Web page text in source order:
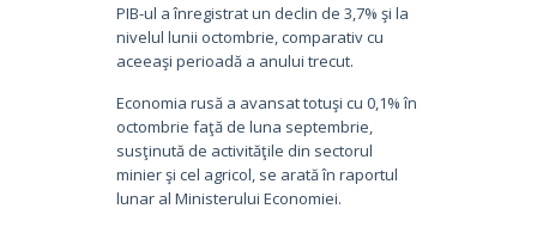
PIB-ul a înregistrat un declin de 3,7% şi la
nivelul lunii octombrie, comparativ cu
aceeaşi perioadă a anului trecut.
Economia rusă a avansat totuşi cu 0,1% în
octombrie faţă de luna septembrie,
susţinută de activităţile din sectorul
minier şi cel agricol, se arată în raportul
lunar al Ministerului Economiei.